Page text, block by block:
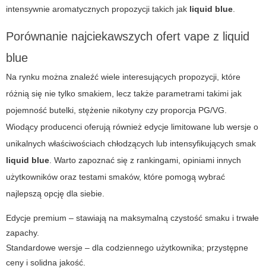
intensywnie aromatycznych propozycji takich jak liquid blue.
Porównanie najciekawszych ofert vape z liquid
blue
Na rynku można znaleźć wiele interesujących propozycji, które
różnią się nie tylko smakiem, lecz także parametrami takimi jak
pojemność butelki, stężenie nikotyny czy proporcja PG/VG.
Wiodący producenci oferują również edycje limitowane lub wersje o
unikalnych właściwościach chłodzących lub intensyfikujących smak
liquid blue. Warto zapoznać się z rankingami, opiniami innych
użytkowników oraz testami smaków, które pomogą wybrać
najlepszą opcję dla siebie.
Edycje premium – stawiają na maksymalną czystość smaku i trwałe
zapachy.
Standardowe wersje – dla codziennego użytkownika; przystępne
ceny i solidna jakość.